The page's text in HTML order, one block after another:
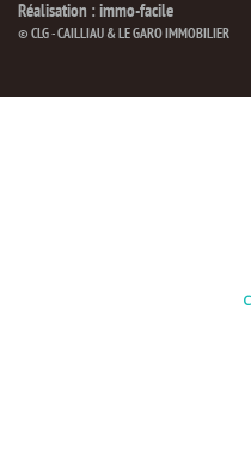
Réalisation : immo-facile
© CLG - CAILLIAU & LE GARO IMMOBILIER
CLG -